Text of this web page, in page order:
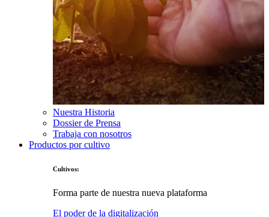
Nuestra Historia
Dossier de Prensa
Trabaja con nosotros
Productos por cultivo
Cultivos:
Forma parte de nuestra nueva plataforma
El poder de la digitalización